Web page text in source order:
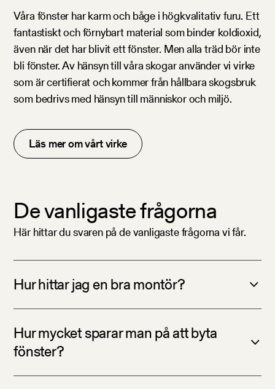
Våra fönster har karm och båge i högkvalitativ furu. Ett
fantastiskt och förnybart material som binder koldioxid,
även när det har blivit ett fönster. Men alla träd bör inte
bli fönster. Av hänsyn till våra skogar använder vi virke
som är certifierat och kommer från hållbara skogsbruk
som bedrivs med hänsyn till människor och miljö.
Läs mer om vårt virke
De vanligaste frågorna
Här hittar du svaren på de vanligaste frågorna vi får.
Hur hittar jag en bra montör?
Hur mycket sparar man på att byta
fönster?